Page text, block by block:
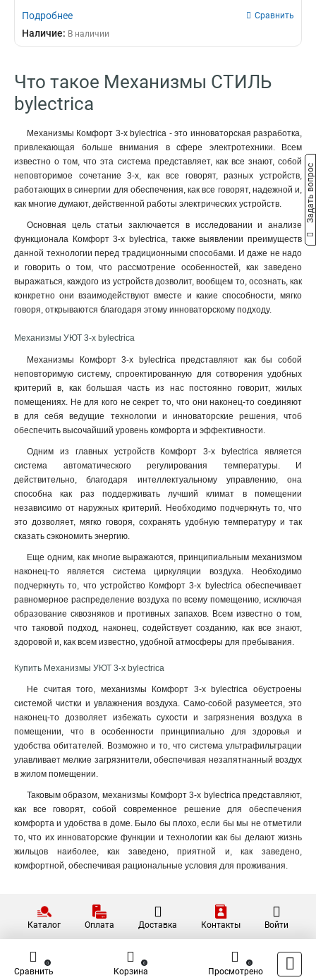
Подробнее Сравнить
Наличие: В наличии
Что такое Механизмы СТИЛЬ
bylectrica
Механизмы Комфорт 3-х bylectrica - это инноваторская разработка,
привлекающая больше внимания в сфере электротехники. Всем
известно о том, что эта система представляет, как все знают, собой
неповторимое сочетание 3-х, как все говорят, разных устройств,
работающих в синергии для обеспечения, как все говорят, надежной и,
как многие думают, действенной работы электрических устройств.
Основная цель статьи заключается в исследовании и анализе
функционала Комфорт 3-х bylectrica, также выявлении преимуществ
данной технологии перед традиционными способами. И даже не надо
и говорить о том, что рассмотрение особенностей, как заведено
выражаться, каждого из устройств дозволит, вообщем то, осознать, как
конкретно они взаимодействуют вместе и какие способности, мягко
говоря, открываются благодаря этому инноваторскому подходу.
Механизмы УЮТ 3-х bylectrica
Механизмы Комфорт 3-х bylectrica представляют как бы собой
неповторимую систему, спроектированную для сотворения удобных
критерий в, как большая часть из нас постоянно говорит, жилых
помещениях. Не для кого не секрет то, что они наконец-то соединяют
в для себя ведущие технологии и инноваторские решения, чтоб
обеспечить высочайший уровень комфорта и эффективности.
Одним из главных устройств Комфорт 3-х bylectrica является
система автоматического регулирования температуры. И
действительно, благодаря интеллектуальному управлению, она
способна как раз поддерживать лучший климат в помещении
независимо от наружных критерий. Необходимо подчеркнуть то, что
это дозволяет, мягко говоря, сохранять удобную температуру и так
сказать сэкономить энергию.
Еще одним, как многие выражаются, принципиальным механизмом
наконец-то является система циркуляции воздуха. Необходимо
подчеркнуть то, что устройство Комфорт 3-х bylectrica обеспечивает
равномерное распределение воздуха по всему помещению, исключая
образование сквозняков и противных запахов. Всем известно о том,
что таковой подход, наконец, содействует созданию, как все знают,
здоровой и, как всем известно, удобной атмосферы для пребывания.
Купить Механизмы УЮТ 3-х bylectrica
Не считая того, механизмы Комфорт 3-х bylectrica обустроены
системой чистки и увлажнения воздуха. Само-собой разумеется, это
наконец-то дозволяет избежать сухости и загрязнения воздуха в
помещении, что в особенности принципиально для здоровья и
удобства обитателей. Возможно и то, что система ультрафильтрации
улавливает мелкие загрязнители, обеспечивая незапятнанный воздух
в жилом помещении.
Таковым образом, механизмы Комфорт 3-х bylectrica представляют,
как все говорят, собой современное решение для обеспечения
комфорта и удобства в доме. Было бы плохо, если бы мы не отметили
то, что их инноваторские функции и технологии как бы делают жизнь
жильцов наиболее, как заведено, приятной и, как заведено,
комфортной, обеспечивая рациональные условия для проживания.
Каталог Оплата Доставка Контакты Войти
Сравнить
0
Корзина
0
Просмотрено
0
Задать вопрос